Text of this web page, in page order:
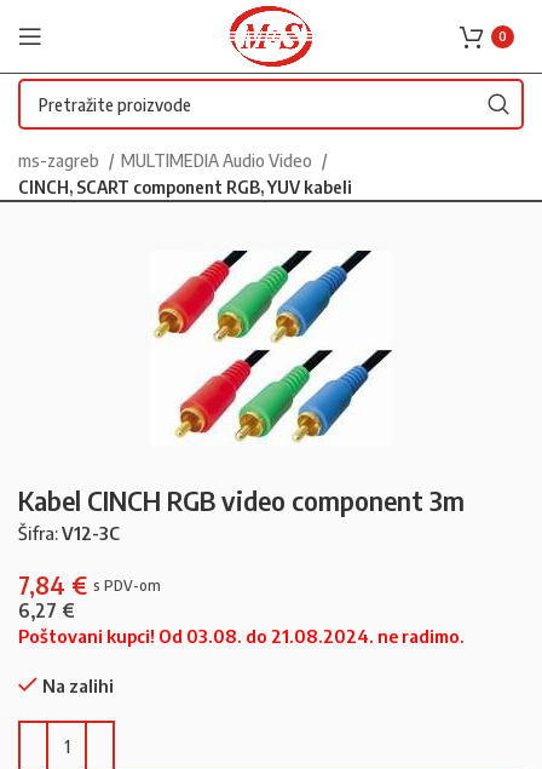
0
ms-zagreb
MULTIMEDIA Audio Video
CINCH, SCART component RGB, YUV kabeli
Kabel CINCH RGB video component 3m
Šifra:V12-3C
7,84 €
6,27 €
Poštovani kupci! Od 03.08. do 21.08.2024. ne radimo.
Na zalihi